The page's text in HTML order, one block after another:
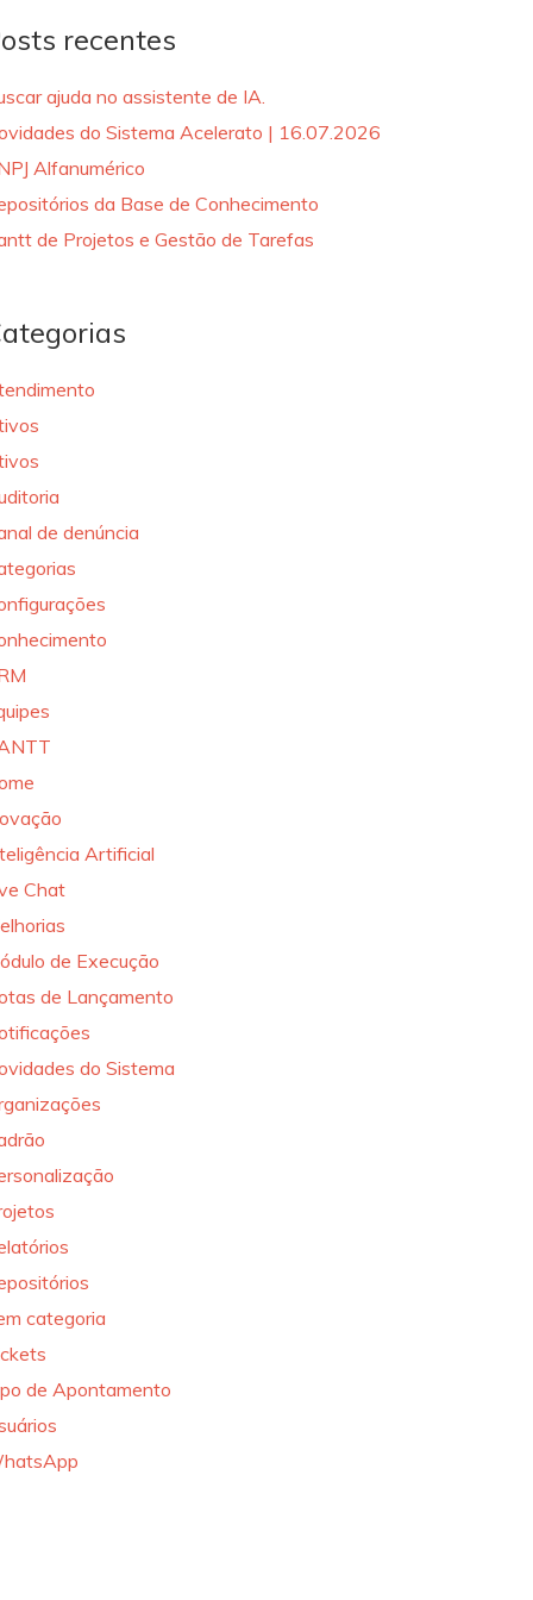
recentes
ajuda no assistente de IA.
do Sistema Acelerato | 16.07.2026
Alfanumérico
da Base de Conhecimento
de Projetos e Gestão de Tarefas
de denúncia
Artificial
Chat
de Execução
de Lançamento
do Sistema
categoria
de Apontamento